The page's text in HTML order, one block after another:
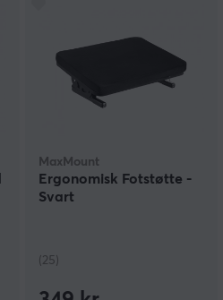
MaxMount
Ergonomisk Fotstøtte -
Svart
(25)